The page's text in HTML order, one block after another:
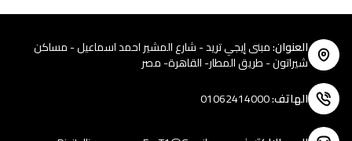
العنوان:مبنى إيجي تريد - شارع المشير احمد اسماعيل - مساكن
شيراتون - طريق المطار- القاهرة- مصر
الهاتف:
01062414000